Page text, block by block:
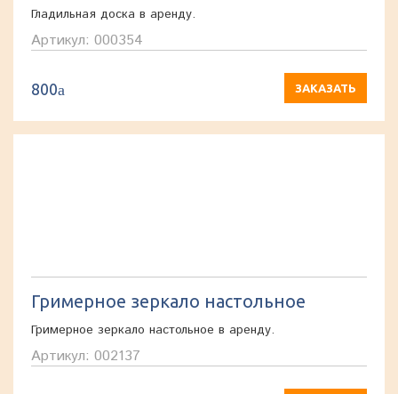
Гладильная доска в аренду.
Артикул: 000354
800a ЗАКАЗАТЬ
Гримерное зеркало настольное
Гримерное зеркало настольное в аренду.
Артикул: 002137